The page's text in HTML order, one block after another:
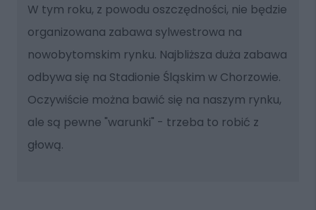
W tym roku, z powodu oszczędności, nie będzie
organizowana zabawa sylwestrowa na
nowobytomskim rynku. Najbliższa duża zabawa
odbywa się na Stadionie Śląskim w Chorzowie.
Oczywiście można bawić się na naszym rynku,
ale są pewne "warunki" - trzeba to robić z
głową.